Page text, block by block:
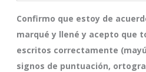
Confirmo que estoy de
marqué y llené y acepto que
escritos correctamente
signos de puntuación,